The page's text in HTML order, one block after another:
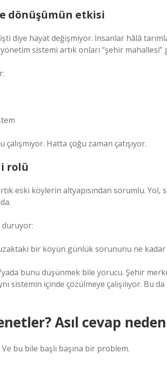
dönüşümün etkisi
diye hayat değişmiyor. İnsanlar hâlâ
sistemi artık onları “şehir
Hatta çoğu zaman çatışıyor.
rolü
eski köylerin altyapısından sorumlu.
duruyor:
bir köyün günlük sorununu ne kadar
bunu düşünmek bile yorucu. Şehir
sistemin içinde çözülmeye çalışılıyor. Bu
Asıl cevap
bu bile başlı başına bir problem.